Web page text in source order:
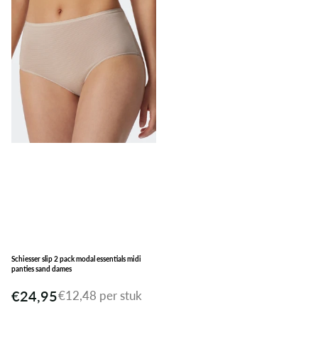
Schiesser slip 2 pack modal essentials midi
panties sand dames
€24,95€12,48 per stuk